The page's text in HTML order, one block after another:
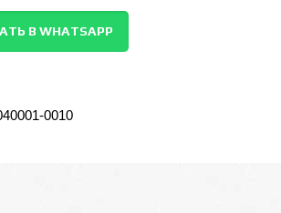
В WHATSAPP
0010